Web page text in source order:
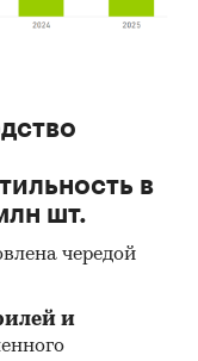
в
шт.
чередой
и